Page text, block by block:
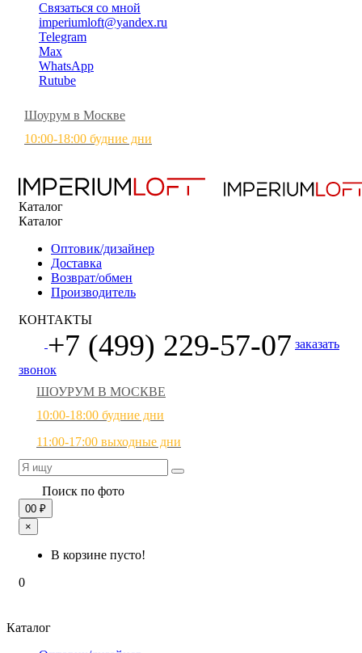
Связаться со мной
imperiumloft@yandex.ru
Telegram
Max
WhatsApp
Rutube
Шоурум в Москве
10:00-18:00 будние дни
Каталог
Каталог
Оптовик/дизайнер
Доставка
Возврат/обмен
Производитель
КОНТАКТЫ
+7 (499) 229-57-07 заказать
звонок
ШОУРУМ В МОСКВЕ
10:00-18:00 будние дни
11:00-17:00 выходные дни
Поиск по фото
00 ₽
×
В корзине пусто!
0
Каталог